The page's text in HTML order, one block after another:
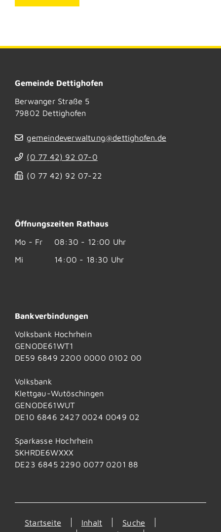
Gemeinde Dettighofen
Berwanger Straße 5
79802 Dettighofen
gemeindeverwaltung@dettighofen.de
(0 77 42) 92 07-0
(0 77 42) 92 07-22
Öffnungszeiten Rathaus
Mo - Fr
08:30 - 12:00 Uhr
Mi
14:00 - 18:30 Uhr
Bankverbindungen
Volksbank Hochrhein
GENODE61WT1
DE59 6849 2200 0000 0102 00
Volksbank
Klettgau-Wutöschingen
GENODE61WUT
DE10 6846 2427 0024 0049 02
Sparkasse Hochrhein
SKHRDE6WXXX
DE23 6845 2290 0077 0201 88
Startseite Inhalt
Suche